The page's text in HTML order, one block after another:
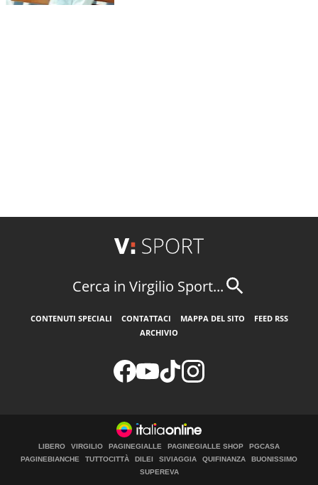
Cerca in Virgilio Sport...
CONTENUTI SPECIALI CONTATTACI MAPPA DEL SITO
FEED RSS
ARCHIVIO
LIBERO VIRGILIO PAGINEGIALLE PAGINEGIALLE SHOP
PGCASA
PAGINEBIANCHE
TUTTOCITTÀ DILEI SIVIAGGIA QUIFINANZA
BUONISSIMO
SUPEREVA